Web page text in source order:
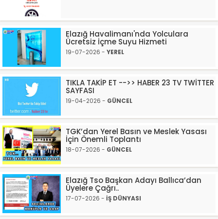
Elazığ Havalimanı'nda Yolculara
Ücretsiz İçme Suyu Hizmeti
19-07-2026 - YEREL
TIKLA TAKİP ET -->> HABER 23 TV TWİTTER
SAYFASI
19-04-2026 - GÜNCEL
TGK’dan Yerel Basın ve Meslek Yasası
İçin Önemli Toplantı
18-07-2026 - GÜNCEL
Elazığ Tso Başkan Adayı Ballıca’dan
Üyelere Çağrı..
17-07-2026 - İŞ DÜNYASI